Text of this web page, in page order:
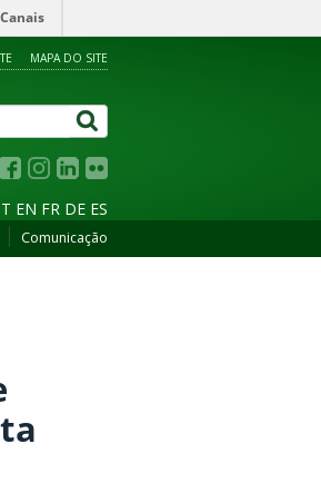
Canais
MAPA DO SITE
EN FR DE ES
Comunicação